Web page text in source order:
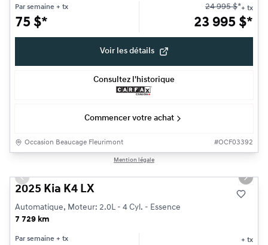
Par semaine + tx
75 $*
24 995$*+ tx
23 995 $*
Voir les détails
Consultez l'historique
Commencer votre achat
Occasion Beaucage Fleurimont #OCF03392
Mention légale
Previous slide Next
2025 Kia K4 LX
Automatique, Moteur: 2.0L - 4 Cyl. - Essence
7 729 km
Par semaine + tx + tx